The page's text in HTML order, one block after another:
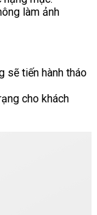
làm ảnh
sẽ tiến hành tháo
cho khách